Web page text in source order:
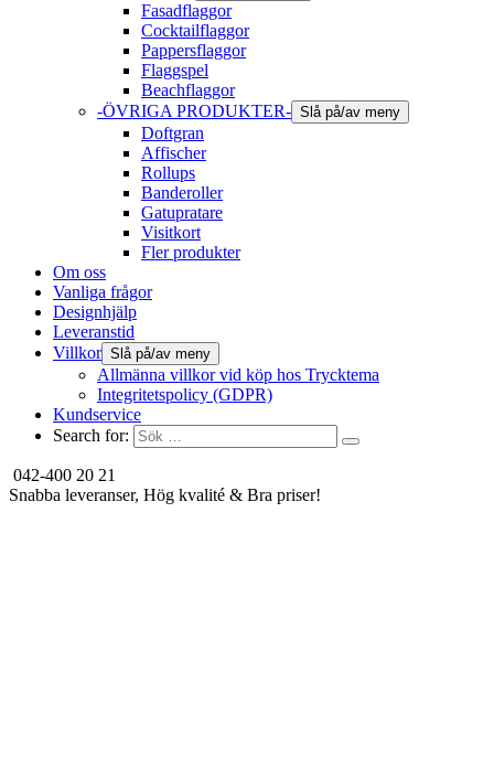
Fasadflaggor
Cocktailflaggor
Pappersflaggor
Flaggspel
Beachflaggor
-ÖVRIGA PRODUKTER- Slå på/av meny
Doftgran
Affischer
Rollups
Banderoller
Gatupratare
Visitkort
Fler produkter
Om oss
Vanliga frågor
Designhjälp
Leveranstid
Villkor Slå på/av meny
Allmänna villkor vid köp hos Trycktema
Integritetspolicy (GDPR)
Kundservice
Search for:
042-400 20 21
Snabba leveranser, Hög kvalité & Bra priser!